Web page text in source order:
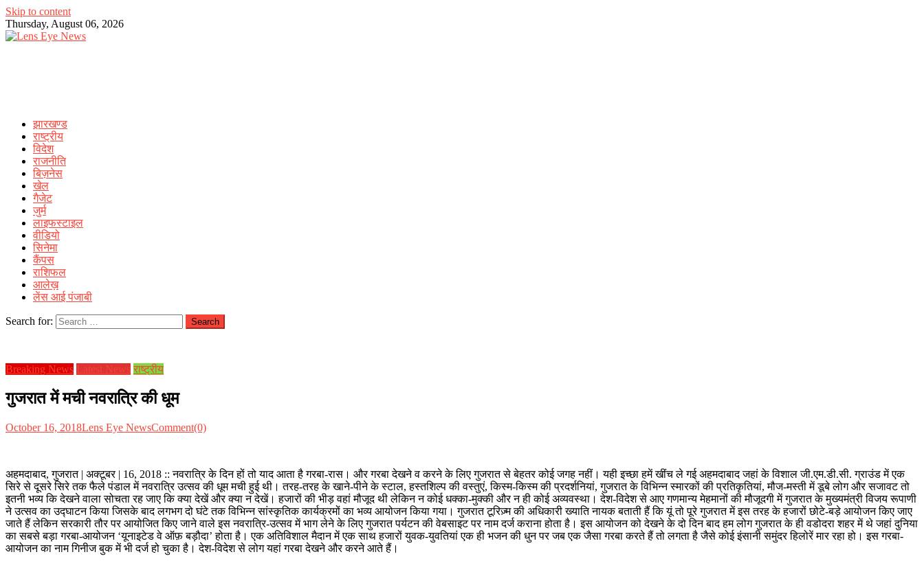
Skip to content
Thursday, August 06, 2026
झारखण्ड
राष्ट्रीय
विदेश
राजनीति
बिज़नेस
खेल
गैजेट
जुर्म
लाइफस्टाइल
वीडियो
सिनेमा
कैंपस
राशिफल
आलेख़
लेंस आई पंजाबी
Search for:
Breaking News Latest News राष्ट्रीय
गुजरात में मची नवरात्रि की धूम
October 16, 2018Lens Eye NewsComment(0)
अहमदाबाद, गुजरात | अक्टूबर | 16, 2018 :: नवरात्रि के दिन हों तो याद आता है गरबा-रास। और गरबा देखने व करने के लिए गुजरात से बेहतर कोई जगह नहीं। यही इच्छा हमें खींच ले गई अहमदाबाद जहां के विशाल जी.एम.डी.सी. ग्राउंड में एक
सिरे से दूसरे सिरे तक फैले पंडाल में नवरात्रि उत्सव की धूम मची हुई थी। तरह-तरह के खाने-पीने के स्टाल, हस्तशिल्प की वस्तुएं, किस्म-किस्म की प्रदर्शनियां, गुजरात के विभिन्न स्मारकों की प्रतिकृतियां, मौज-मस्ती में डूबे लोग और सजावट तो
इतनी भव्य कि देखने वाला सोचता रह जाए कि क्या देखें और क्या न देखें। हजारों की भीड़ वहां मौजूद थी लेकिन न कोई धक्का-मुक्की और न ही कोई अव्यवस्था। देश-विदेश से आए गणमान्य मेहमानों की मौजूदगी में गुजरात के मुख्यमंत्री विजय रूपाणी
ने उत्सव का उद्घाटन किया जिसके बाद लगभग दो घंटे तक विभिन्न सांस्कृतिक कार्यक्रमों का भव्य आयोजन किया गया। गुजरात टूरिज़्म की अधिकारी ख्याति नायक बताती हैं कि यूं तो पूरे गुजरात में इस तरह के हजारों छोटे-बड़े आयोजन किए जाए
जाते हैं लेकिन सरकारी तौर पर आयोजित किए जाने वाले इस नवरात्रि-उत्सव में भाग लेने के लिए गुजरात पर्यटन की वेबसाइट पर नाम दर्ज कराना होता है। इस आयोजन को देखने के दो दिन बाद हम लोग गुजरात के ही वडोदरा शहर में थे जहां दुनिया
का सबसे बड़ा गरबा-आयोजन ‘यूनाइटेड वे ऑफ़ बड़ौदा’ होता है। एक अतिविशाल मैदान में एक साथ हजारों युवक-युवतियां एक ही भजन की धुन पर जब एक जैसा गरबा करते हैं तो लगता है जैसे कोई इंसानी समुंदर हिलोरें मार रहा हो। इस गरबा-
आयोजन का नाम गिनीज बुक में भी दर्ज हो चुका है। देश-विदेश से लोग यहां गरबा देखने और करने आते हैं।